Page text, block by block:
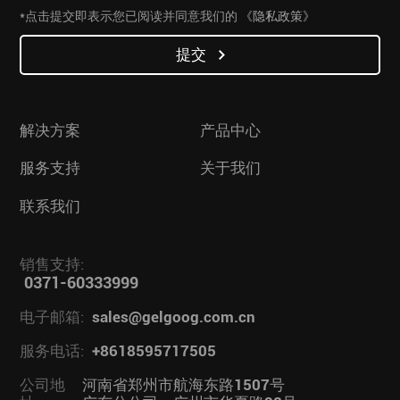
*点击提交即表示您已阅读并同意我们的 《隐私政策》
提交
解决方案 产品中心
服务支持 关于我们
联系我们
销售支持:
0371-60333999
电子邮箱: sales@gelgoog.com.cn
服务电话: +8618595717505
公司地
河南省郑州市航海东路1507号